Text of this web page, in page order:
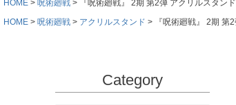
HOME 呪術廻戦
『呪術廻戦』 2期 第2弾 アクリルスタン
HOME
呪術廻戦 アクリルスタンド 『呪術廻戦』 2期 第
Category